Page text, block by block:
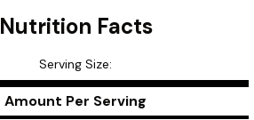
Nutrition Facts
Serving Size:
Amount Per Serving